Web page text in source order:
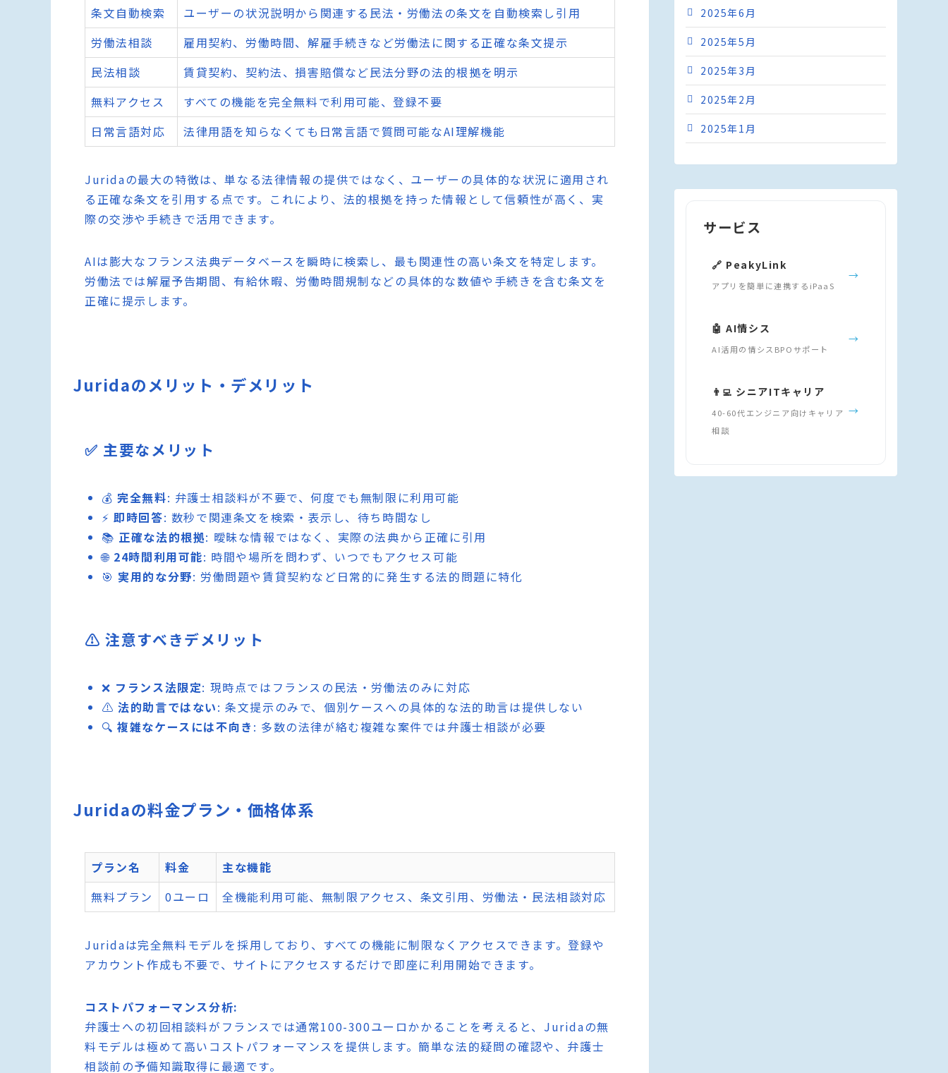
条文自動検索
ユーザーの状況説明から関連する民法・労働法の条文を自動検索し引用
労働法相談
雇用契約、労働時間、解雇手続きなど労働法に関する正確な条文提示
民法相談
賃貸契約、契約法、損害賠償など民法分野の法的根拠を明示
無料アクセス
すべての機能を完全無料で利用可能、登録不要
日常言語対応
法律用語を知らなくても日常言語で質問可能なAI理解機能
Juridaの最大の特徴は、単なる法律情報の提供ではなく、ユーザーの具体的な状況に適用され
る正確な条文を引用する点です。これにより、法的根拠を持った情報として信頼性が高く、実
際の交渉や手続きで活用できます。
AIは膨大なフランス法典データベースを瞬時に検索し、最も関連性の高い条文を特定します。
労働法では解雇予告期間、有給休暇、労働時間規制などの具体的な数値や手続きを含む条文を
正確に提示します。
Juridaのメリット・デメリット
✅ 主要なメリット
💰完全無料: 弁護士相談料が不要で、何度でも無制限に利用可能
⚡即時回答: 数秒で関連条文を検索・表示し、待ち時間なし
📚 正確な法的根拠: 曖昧な情報ではなく、実際の法典から正確に引用
🌐 24時間利用可能: 時間や場所を問わず、いつでもアクセス可能
🎯 実用的な分野: 労働問題や賃貸契約など日常的に発生する法的問題に特化
⚠️ 注意すべきデメリット
❌ フランス法限定: 現時点ではフランスの民法・労働法のみに対応
⚠️法的助言ではない: 条文提示のみで、個別ケースへの具体的な法的助言は提供しない
🔍複雑なケースには不向き : 多数の法律が絡む複雑な案件では弁護士相談が必要
Juridaの料金プラン・価格体系
プラン名 料金
主な機能
無料プラン
0ユーロ 全機能利用可能、無制限アクセス、条文引用、労働法・民法相談対応
Juridaは完全無料モデルを採用しており、すべての機能に制限なくアクセスできます。登録や
アカウント作成も不要で、サイトにアクセスするだけで即座に利用開始できます。
コストパフォーマンス分析:
弁護士への初回相談料がフランスでは通常100-300ユーロかかることを考えると、Juridaの無
料モデルは極めて高いコストパフォーマンスを提供します。簡単な法的疑問の確認や、弁護士
相談前の予備知識取得に最適です。
2025年6月
2025年5月
2025年3月
2025年2月
2025年1月
サービス
🔗 PeakyLink
アプリを簡単に連携するiPaaS
→
🤖 AI情シス
AI活用の情シスBPOサポート
→
👨‍💻 シニアITキャリア
40-60代エンジニア向けキャリア
相談
→